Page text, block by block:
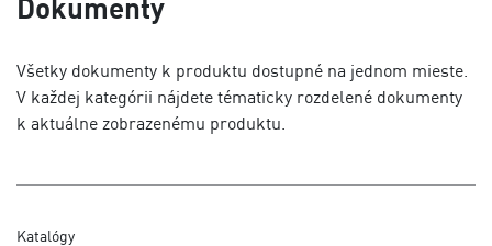
Všetky dokumenty k produktu dostupné na jednom mieste.
V každej kategórii nájdete tématicky rozdelené dokumenty
k aktuálne zobrazenému produktu.
Katalógy